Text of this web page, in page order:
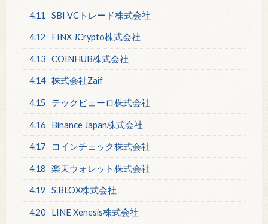
4.11 SBI VCトレード株式会社
4.12 FINX JCrypto株式会社
4.13 COINHUB株式会社
4.14 株式会社Zaif
4.15 テックビューロ株式会社
4.16 Binance Japan株式会社
4.17 コインチェック株式会社
4.18 楽天ウォレット株式会社
4.19 S.BLOX株式会社
4.20 LINE Xenesis株式会社